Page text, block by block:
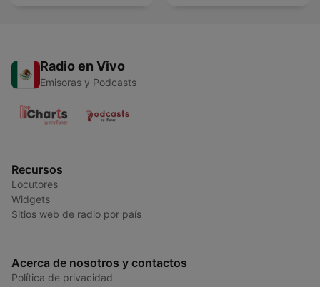
Radio en Vivo
Emisoras y Podcasts
Recursos
Locutores
Widgets
Sitios web de radio por país
Acerca de nosotros y contactos
Política de privacidad